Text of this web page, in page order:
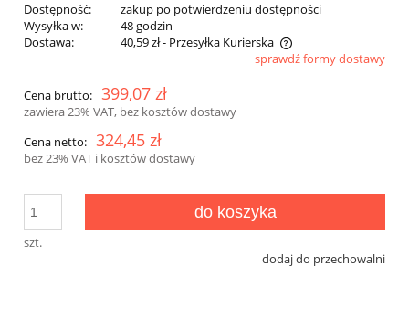
Dostępność:
zakup po potwierdzeniu dostępności
Wysyłka w:
48 godzin
Dostawa:
40,59 zł- Przesyłka Kurierska
Cena nie zawiera ewentualnych kosztów płatnościsprawdź formy dostawy
Cena brutto: 399,07 zł
zawiera 23% VAT, bez kosztów dostawy
Cena netto: 324,45 zł
bez 23% VAT i kosztów dostawy
szt.
do koszyka
dodaj do przechowalni